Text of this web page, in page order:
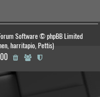
Software © phpBB Limited
harritapio, Pettis)